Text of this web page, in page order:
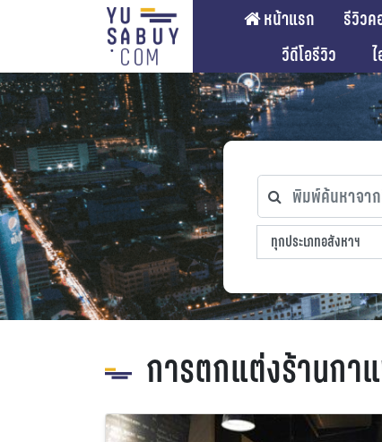
หน้าแรก รีวิวค
วีดีโอรีวิว
พิมพ์ค้นหาจากชื่อโ
ทุกประเภทอสังหาฯ
ทุกประเภทอสังหาฯ
ทุกทำเลที่ตั้ง
ทุกสถานีรถไฟฟ้า
ทุกช่วงราคา
การตกแต่งร้านกา